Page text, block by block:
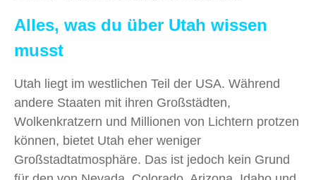
Alles, was du über Utah wissen
musst
Utah liegt im westlichen Teil der USA. Während
andere Staaten mit ihren Großstädten,
Wolkenkratzern und Millionen von Lichtern protzen
können, bietet Utah eher weniger
Großstadtatmosphäre. Das ist jedoch kein Grund